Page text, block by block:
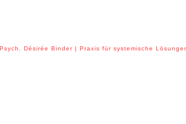
Désirée Binder | Praxis für systemische